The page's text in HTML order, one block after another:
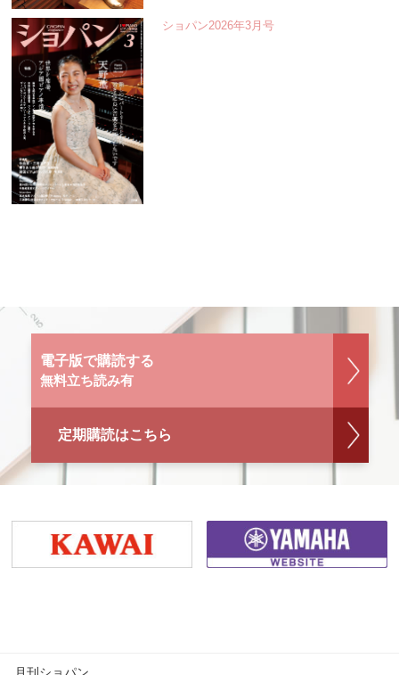
ショパン2026年3月号
電子版で購読する
無料立ち読み有
定期購読はこちら
月刊ショパン